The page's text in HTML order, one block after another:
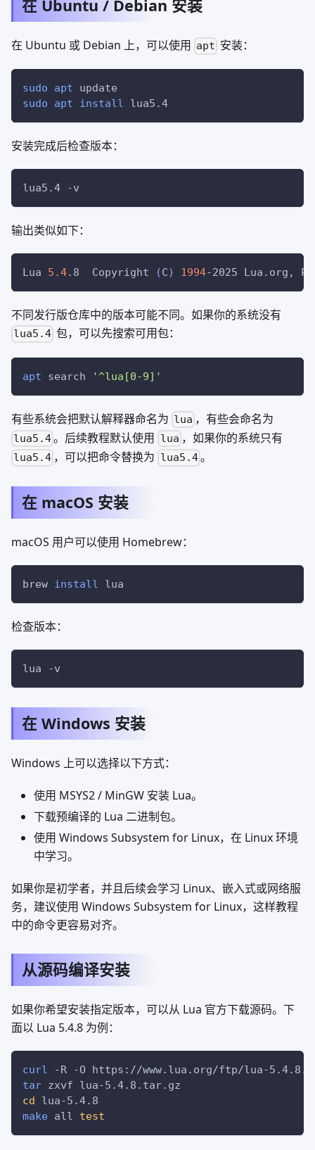
在 Ubuntu / Debian 安装
在 Ubuntu 或 Debian 上，可以使用 apt 安装：
sudo apt update
sudo
apt install lua5.4
安装完成后检查版本：
lua5.4 -v
输出类似如下：
Lua 5.4.8  Copyright (C) 1994-2025 Lua.org,
不同发行版仓库中的版本可能不同。如果你的系统没有
lua5.4 包，可以先搜索可用包：
apt search '^lua[0-9]'
有些系统会把默认解释器命名为 lua ，有些会命名为
lua5.4。后续教程默认使用 lua ，如果你的系统只有
lua5.4 ，可以把命令替换为 lua5.4。
在 macOS 安装
macOS 用户可以使用 Homebrew：
brew install lua
检查版本：
lua -v
在 Windows 安装
Windows 上可以选择以下方式：
使用 MSYS2 / MinGW 安装 Lua。
下载预编译的 Lua 二进制包。
使用 Windows Subsystem for Linux，在 Linux 环境
中学习。
如果你是初学者，并且后续会学习 Linux、嵌入式或网络服
务，建议使用 Windows Subsystem for Linux，这样教程
中的命令更容易对齐。
从源码编译安装
如果你希望安装指定版本，可以从 Lua 官方下载源码。下
面以 Lua 5.4.8 为例：
curl -R -O https://www.lua.org/ftp/lua-
tar zxvf lua-5.4.8.tar.gz
cd
lua-5.4.8
make all test